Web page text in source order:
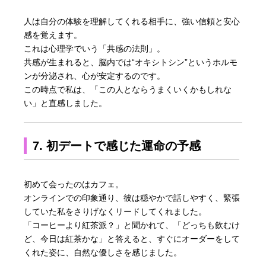
人は自分の体験を理解してくれる相手に、強い信頼と安心
感を覚えます。
これは心理学でいう「共感の法則」。
共感が生まれると、脳内では“オキシトシン”というホルモ
ンが分泌され、心が安定するのです。
この時点で私は、「この人とならうまくいくかもしれな
い」と直感しました。
7. 初デートで感じた運命の予感
初めて会ったのはカフェ。
オンラインでの印象通り、彼は穏やかで話しやすく、緊張
していた私をさりげなくリードしてくれました。
「コーヒーより紅茶派？」と聞かれて、「どっちも飲むけ
ど、今日は紅茶かな」と答えると、すぐにオーダーをして
くれた姿に、自然な優しさを感じました。